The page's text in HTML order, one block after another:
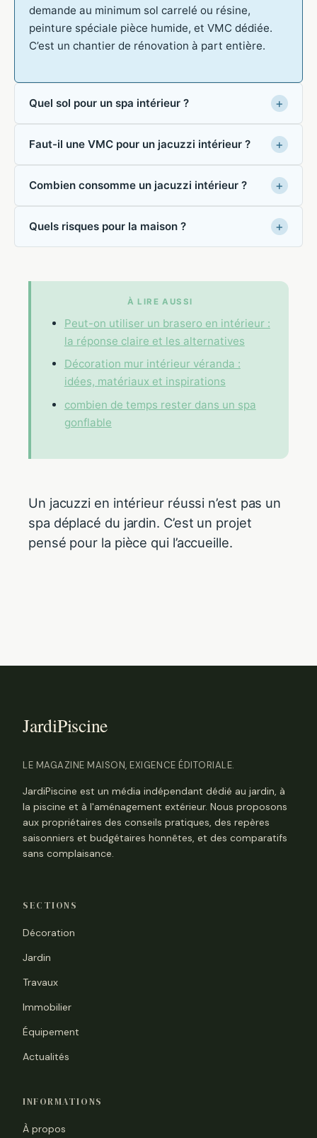
demande au minimum sol carrelé ou résine,
peinture spéciale pièce humide, et VMC dédiée.
C’est un chantier de rénovation à part entière.
Quel sol pour un spa intérieur ?
Faut-il une VMC pour un jacuzzi intérieur ?
Combien consomme un jacuzzi intérieur ?
Quels risques pour la maison ?
À LIRE AUSSI
Peut-on utiliser un brasero en intérieur :
la réponse claire et les alternatives
Décoration mur intérieur véranda :
idées, matériaux et inspirations
combien de temps rester dans un spa
gonflable
Un jacuzzi en intérieur réussi n’est pas un
spa déplacé du jardin. C’est un projet
pensé pour la pièce qui l’accueille.
LE MAGAZINE MAISON, EXIGENCE ÉDITORIALE.
JardiPiscine est un média indépendant dédié au jardin, à
la piscine et à l'aménagement extérieur. Nous proposons
aux propriétaires des conseils pratiques, des repères
saisonniers et budgétaires honnêtes, et des comparatifs
sans complaisance.
SECTIONS
Décoration
Jardin
Travaux
Immobilier
Équipement
Actualités
INFORMATIONS
À propos